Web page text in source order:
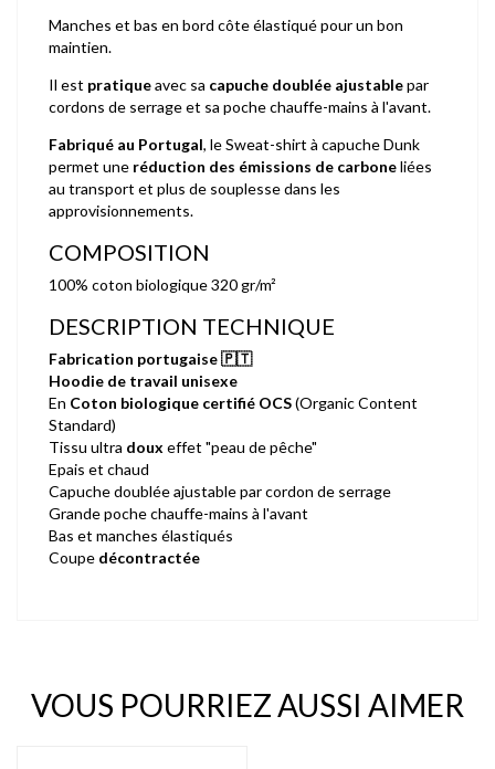
Manches et bas en bord côte élastiqué pour un bon
maintien.
Il est pratiqueavec sa capuche doublée ajustablepar
cordons de serrage et sa poche chauffe-mains à l'avant.
Fabriqué au Portugal, le Sweat-shirt à capuche Dunk
permet une réduction des émissions de carboneliées
au transport et plus de souplesse dans les
approvisionnements.
COMPOSITION
100% coton biologique 320 gr/m²
DESCRIPTION TECHNIQUE
Fabrication portugaise🇵🇹
Hoodie de travail unisexe
En Coton biologique certifié OCS(Organic Content
Standard)
Tissu ultra doux effet "peau de pêche"
Epais et chaud
Capuche doublée ajustable par cordon de serrage
Grande poche chauffe-mains à l'avant
Bas et manches élastiqués
Coupe décontractée
VOUS POURRIEZ AUSSI AIMER